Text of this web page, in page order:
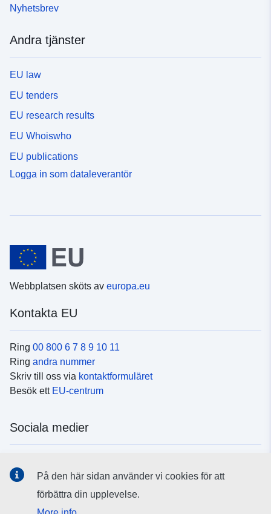
Nyhetsbrev
Andra tjänster
EU law
EU tenders
EU research results
EU Whoiswho
EU publications
Logga in som dataleverantör
Webbplatsen sköts av europa.eu
Kontakta EU
Ring 00 800 6 7 8 9 10 11
Ring andra nummer
Skriv till oss via kontaktformuläret
Besök ett EU-centrum
Sociala medier
EU:s institutioner och organ
På den här sidan använder vi cookies för att
förbättra din upplevelse.